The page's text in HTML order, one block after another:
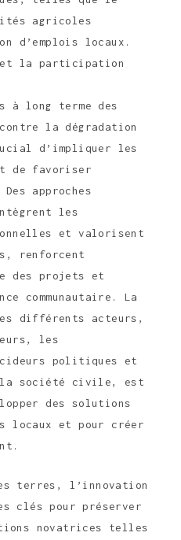
agricoles
d’emplois locaux.
et la participation
à long terme des
la dégradation
d’impliquer les
de favoriser
approches
les
et valorisent
renforcent
des projets et
communautaire. La
différents acteurs,
les
politiques et
la société civile, est
des solutions
locaux et pour créer
terres, l’innovation
clés pour préserver
novatrices telles